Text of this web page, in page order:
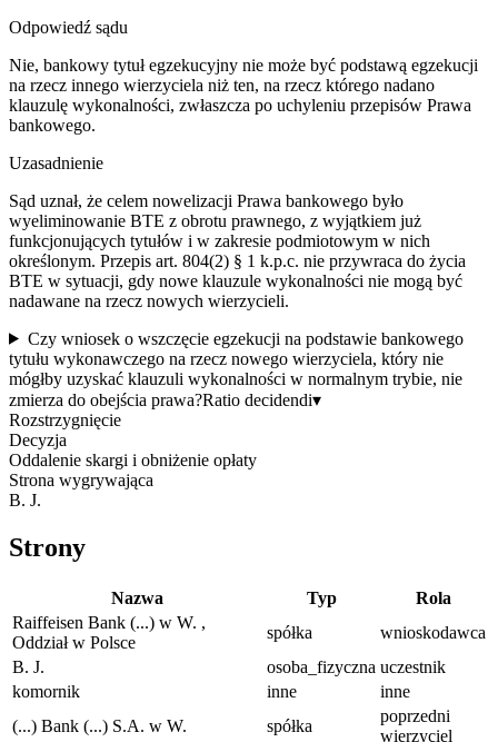
Odpowiedź sądu
Nie, bankowy tytuł egzekucyjny nie może być podstawą egzekucji
na rzecz innego wierzyciela niż ten, na rzecz którego nadano
klauzulę wykonalności, zwłaszcza po uchyleniu przepisów Prawa
bankowego.
Uzasadnienie
Sąd uznał, że celem nowelizacji Prawa bankowego było
wyeliminowanie BTE z obrotu prawnego, z wyjątkiem już
funkcjonujących tytułów i w zakresie podmiotowym w nich
określonym. Przepis art. 804(2) § 1 k.p.c. nie przywraca do życia
BTE w sytuacji, gdy nowe klauzule wykonalności nie mogą być
nadawane na rzecz nowych wierzycieli.
Czy wniosek o wszczęcie egzekucji na podstawie bankowego
tytułu wykonawczego na rzecz nowego wierzyciela, który nie
mógłby uzyskać klauzuli wykonalności w normalnym trybie, nie
zmierza do obejścia prawa?Ratio decidendi▾
Rozstrzygnięcie
Decyzja
Oddalenie skargi i obniżenie opłaty
Strona wygrywająca
B. J.
Strony
Nazwa Typ
Rola
Raiffeisen Bank (...) w W. ,
Oddział w Polsce
spółka
wnioskodawca
B. J.
osoba_fizyczna uczestnik
komornik
inne
inne
(...) Bank (...) S.A. w W.
spółka
poprzedni
wierzyciel